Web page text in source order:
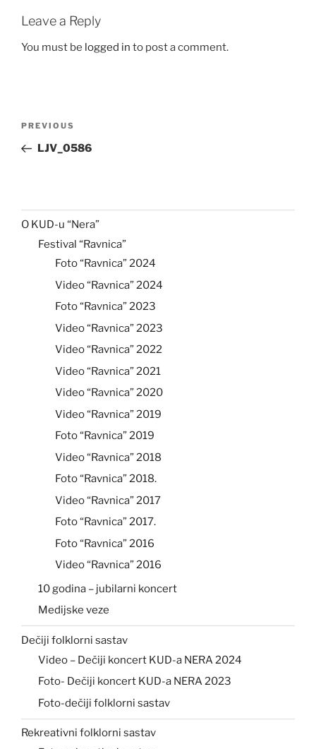
Leave a Reply
You must be logged in to post a comment.
Previous
Post
PREVIOUS
LJV_0586
O KUD-u “Nera”
Festival “Ravnica”
Foto “Ravnica” 2024
Video “Ravnica” 2024
Foto “Ravnica” 2023
Video “Ravnica” 2023
Video “Ravnica” 2022
Video “Ravnica” 2021
Video “Ravnica” 2020
Video “Ravnica” 2019
Foto “Ravnica” 2019
Video “Ravnica” 2018
Foto “Ravnica” 2018.
Video “Ravnica” 2017
Foto “Ravnica” 2017.
Foto “Ravnica” 2016
Video “Ravnica” 2016
10 godina – jubilarni koncert
Medijske veze
Dečiji folklorni sastav
Video – Dečiji koncert KUD-a NERA 2024
Foto- Dečiji koncert KUD-a NERA 2023
Foto-dečiji folklorni sastav
Rekreativni folklorni sastav